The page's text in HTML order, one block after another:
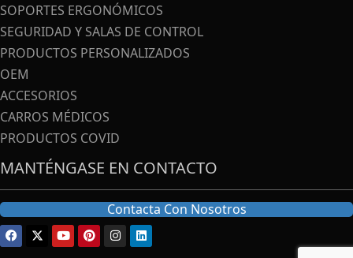
SOPORTES ERGONÓMICOS
SEGURIDAD Y SALAS DE CONTROL
PRODUCTOS PERSONALIZADOS
OEM
ACCESORIOS
CARROS MÉDICOS
PRODUCTOS COVID
MANTÉNGASE EN CONTACTO
Contacta Con Nosotros